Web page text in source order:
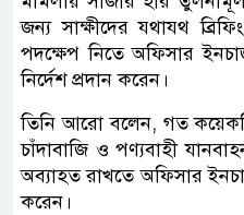
জন্য সাক্ষীদের যথাযথ
পদক্ষেপ নিতে অফিসার
নির্দেশ প্রদান করেন।
তিনি আরো বলেন, গত
চাঁদাবাজি ও পণ্যবাহী
অব্যাহত রাখতে অফিসার
করেন।